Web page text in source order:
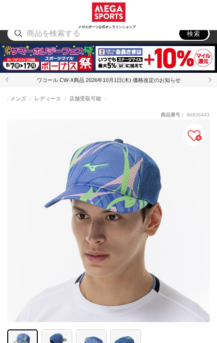
メガスポーツ公式オンラインショップ
アウトドア
検索
ワコール CW-X商品 2026年10月1日(木) 価格改定のお知らせ
メンズ レディース 店舗受取可能
商品番号： 86826443